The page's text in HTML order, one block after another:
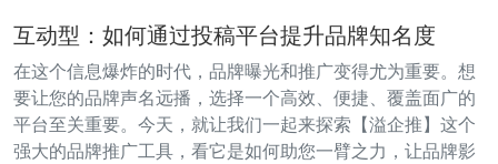
互动型：如何通过投稿平台提升品牌知名度
在这个信息爆炸的时代，品牌曝光和推广变得尤为重要。想
要让您的品牌声名远播，选择一个高效、便捷、覆盖面广的
平台至关重要。今天，就让我们一起来探索【溢企推】这个
强大的品牌推广工具，看它是如何助您一臂之力，让品牌影